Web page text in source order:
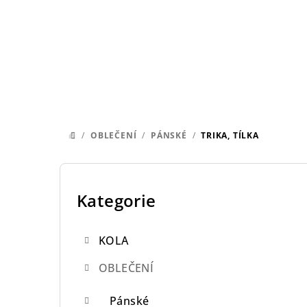
DOMŮ
/ OBLEČENÍ / PÁNSKÉ / TRIKA, TÍLKA
P
Přeskočit
kategorie
Kategorie
KOLA
OBLEČENÍ
Pánské